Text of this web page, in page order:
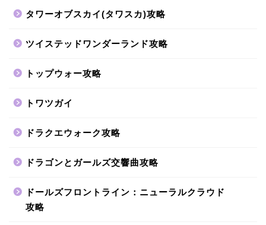
タワーオブスカイ(タワスカ)攻略
ツイステッドワンダーランド攻略
トップウォー攻略
トワツガイ
ドラクエウォーク攻略
ドラゴンとガールズ交響曲攻略
ドールズフロントライン：ニューラルクラウド
攻略